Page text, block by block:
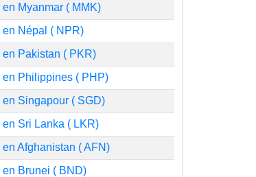
en Myanmar ( MMK)
en Népal ( NPR)
en Pakistan ( PKR)
en Philippines ( PHP)
en Singapour ( SGD)
en Sri Lanka ( LKR)
en Afghanistan ( AFN)
en Brunei ( BND)